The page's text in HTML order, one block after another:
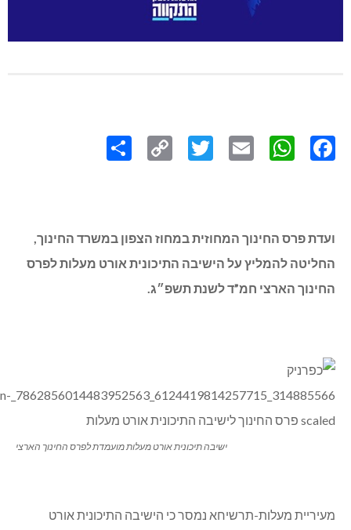
Link
ועדת פרס החינוך המחוזית במחוז הצפון במשרד החינוך,
החליטה להמליץ על הישיבה התיכונית אורט מעלות לפרס
החינוך הארצי חמ”ד לשנת תשפ״ג.
ישיבה תיכונית אורט מעלות מועמדת לפרס החינוך הארצי
מעיריית מעלות-תרשיחא נמסר כי הישיבה התיכונית אורט